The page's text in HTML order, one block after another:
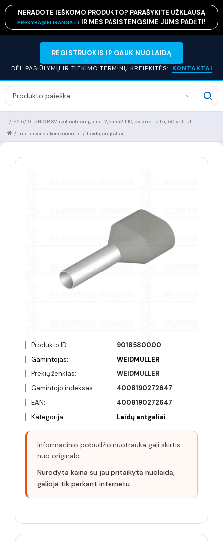
NERADOTE IEŠKOMO PRODUKTO? PARAŠYKITE UŽKLAUSĄ
PREKYBA@ELIRANGA.LT IR MES PASISTENGSIME JUMS PADĖTI!
REGISTRUOKIS IR GAUK NUOLAIDĄ
DĖL PASIŪLYMŲ IR TIEKIMO TERMINŲ KREIPKITĖS: KONTAKTAI
SEARCH
H2,5/19T ZH GR SV izoliuoti antgaliai, 2,5mm2 L10, dvigubi, pilki, 50 vnt. UL
/
Laidų antgaliai
/
Instaliacijos komponentai
/
Produkto ID:
9018580000
Gamintojas:
WEIDMULLER
Prekių ženklas:
WEIDMULLER
Gamintojo indeksas:
4008190272647
EAN:
4008190272647
Kategorija:
Laidų antgaliai
Informacinio pobūdžio nuotrauka gali skirtis
nuo originalo.
Nurodyta kaina su jau pritaikyta nuolaida,
galioja tik perkant internetu.